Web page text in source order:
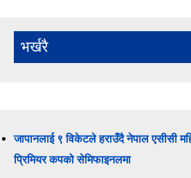
भर्खरै
जापानलाई ९ विकेटले हराउँदै नेपाल एसीसी
प्रिमियर कपको सेमिफाइनलमा